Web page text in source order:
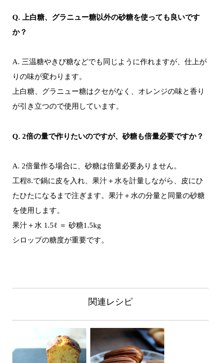
Q. 上白糖、グラニュー糖以外の砂糖を使っても良いです
か？
A. 三温糖やきび糖などでも同じように作れますが、仕上が
りの味が変わります。
上白糖、グラニュー糖はクセがなく、オレンジの味と香り
が引き立つので使用しています。
Q. 2倍の量で作りたいのですが、砂糖も倍量必要ですか？
A. 2倍量作る場合に、砂糖は倍量必要ありません。
工程8.で鍋に皮を入れ、果汁＋水を計量しながら、皮にひ
たひたになるまで注ぎます。果汁＋水の分量と同量の砂糖
を使用します。
果汁＋水 1.5ℓ ＝ 砂糖1.5kg
シロップの糖度が重要です。
関連レシピ